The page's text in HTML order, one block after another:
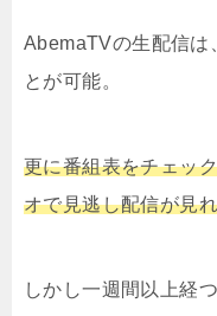
AbemaTVの生配信は
とが可能。
更に番組表をチェッ
オで見逃し配信が見
しかし一週間以上経